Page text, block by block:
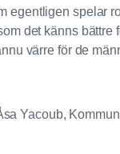
egentligen spelar
det känns
värre för de
Yacoub,